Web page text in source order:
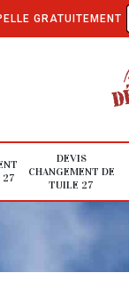
GRATUITEMENT
27
DEVIS
CHANGEMENT DE
TUILE 27